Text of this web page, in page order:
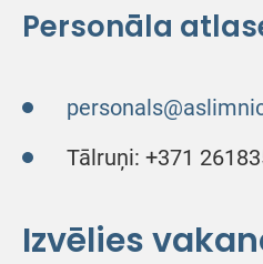
Personāla
Tālruņi: +371
Izvēlies